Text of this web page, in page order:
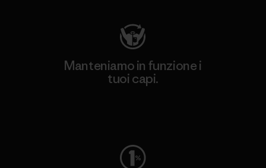
Manteniamo in funzione i
tuoi capi.